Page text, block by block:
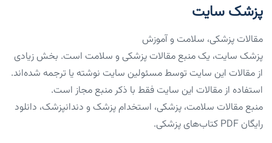
پزشک سایت
مقالات پزشکی، سلامت و آموزش
پزشک سایت، یک منبع مقالات پزشکی و سلامت است. بخش زیادی
از مقالات این سایت توسط مسئولین سایت نوشته یا ترجمه شده‌اند.
استفاده از مقالات این سایت فقط با ذکر منبع مجاز است.
منبع مقالات سلامت، پزشکی، استخدام پزشک و دندانپزشک، دانلود
رایگان PDF کتاب‌های پزشکی.